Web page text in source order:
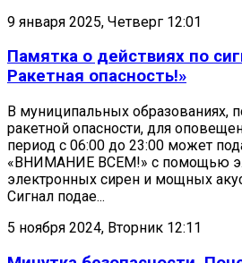
9 января 2025, Четверг 12:01
Памятка о действиях по
Ракетная опасность!»
В муниципальных образованиях,
ракетной опасности, для
период с 06:00 до 23:00 может
«ВНИМАНИЕ ВСЕМ!» с помощью
электронных сирен и мощных
Сигнал подае...
5 ноября 2024, Вторник 12:11